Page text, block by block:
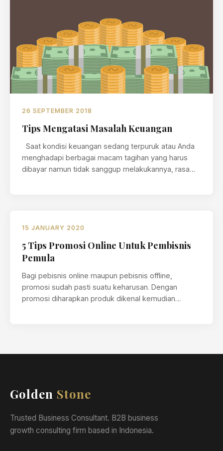
26 SEPTEMBER 2018
Tips Mengatasi Masalah Keuangan
Saat kondisi keuangan sedang terpuruk atau Anda
menghadapi berbagai macam tagihan yang harus
dibayar namun tidak sanggup melakukannya, rasa…
15 JANUARY 2020
5 Tips Promosi Online Untuk Pembisnis
Pemula
Bagi pebisnis online maupun pebisnis offline,
promosi sudah pasti suatu keharusan. Dengan
promosi diharapkan produk dikenal kemudian
Golden Stone
Trusted Business Consultant. B2B business
growth consulting firm based in Indonesia.